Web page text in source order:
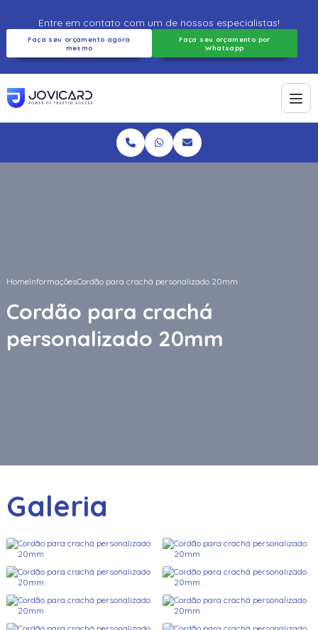
Entre em contato com um de nossos especialistas!
Faça seu orçamento agora
mesmo
Faça seu orçamento por
Whatsapp
HomeInformaçõesCordão para crachá personalizado 20mm
Cordão para crachá
personalizado 20mm
Galeria